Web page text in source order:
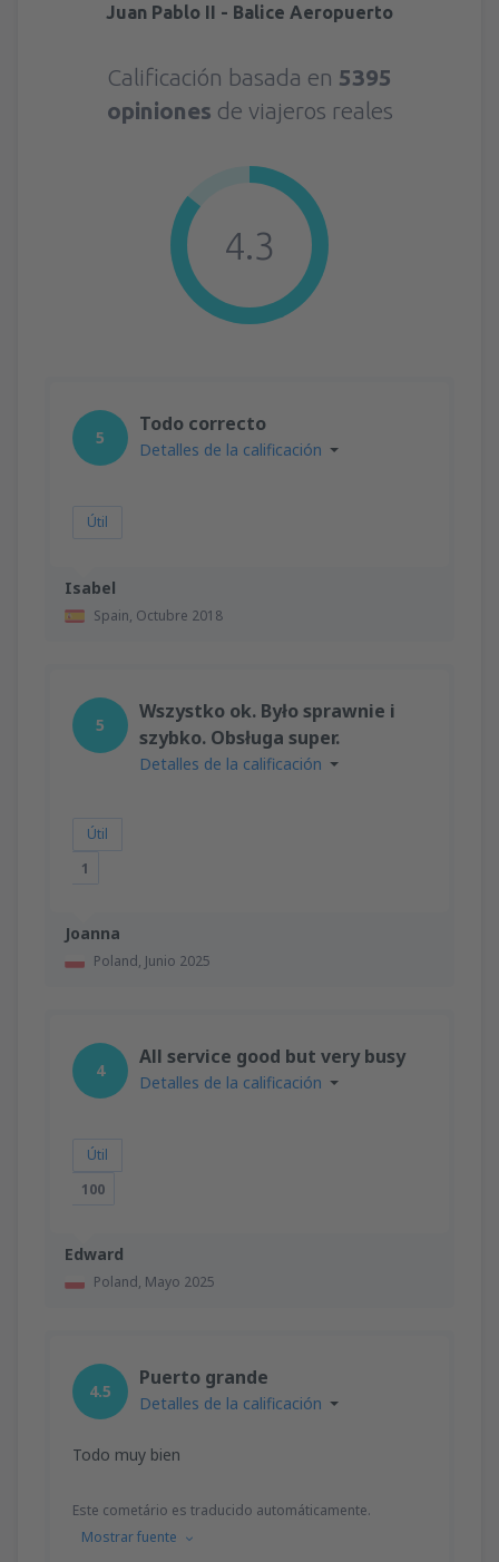
Juan Pablo II - Balice Aeropuerto
Calificación basada en 5395
opiniones de viajeros reales
4.3
Isabel
Spain, Octubre 2018
5
Todo correcto
Detalles de la calificación
Útil
Joanna
Poland, Junio 2025
5
Wszystko ok. Było sprawnie i
szybko. Obsługa super.
Detalles de la calificación
Útil
1
Edward
Poland, Mayo 2025
4
All service good but very busy
Detalles de la calificación
Útil
100
4.5
Puerto grande
Detalles de la calificación
Todo muy bien
Este cometário es traducido automáticamente.
Mostrar fuente